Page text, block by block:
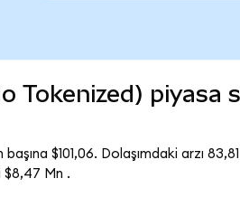
Tokenized) piyasa
$101,06. Dolaşımdaki arzı
Mn .